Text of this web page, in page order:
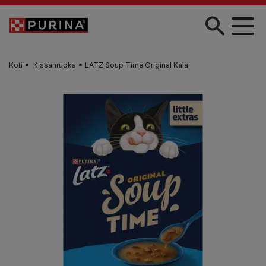
Skip to main content
Koti Kissanruoka LATZ Soup Time Original Kala